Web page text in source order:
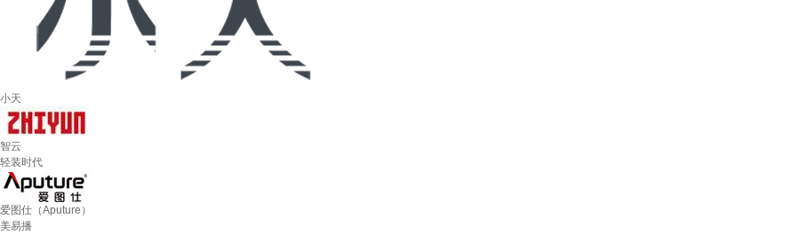
小天
智云
轻装时代
爱图仕（Aputure）
美易播